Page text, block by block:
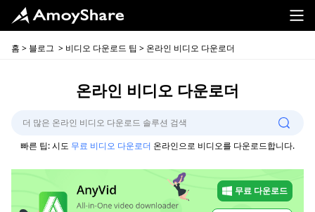
홈 > 블로그 > 비디오 다운로드 팁 > 온라인 비디오 다운로더
온라인 비디오 다운로더
빠른 팁: 시도 무료 비디오 다운로더 온라인으로 비디오를 다운로드합니다.
무료 다운로드